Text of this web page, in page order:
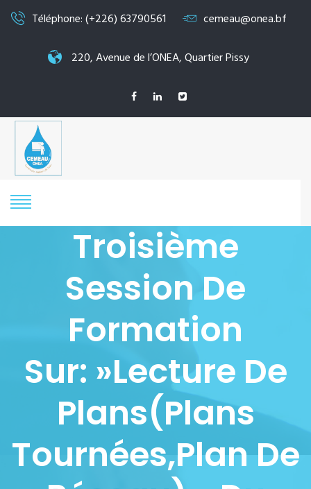
Téléphone: (+226) 63790561 cemeau@onea.bf
220, Avenue de l’ONEA, Quartier Pissy
Troisième
Session De
Formation
Sur: »Lecture De
Plans(plans
Tournées,plan De